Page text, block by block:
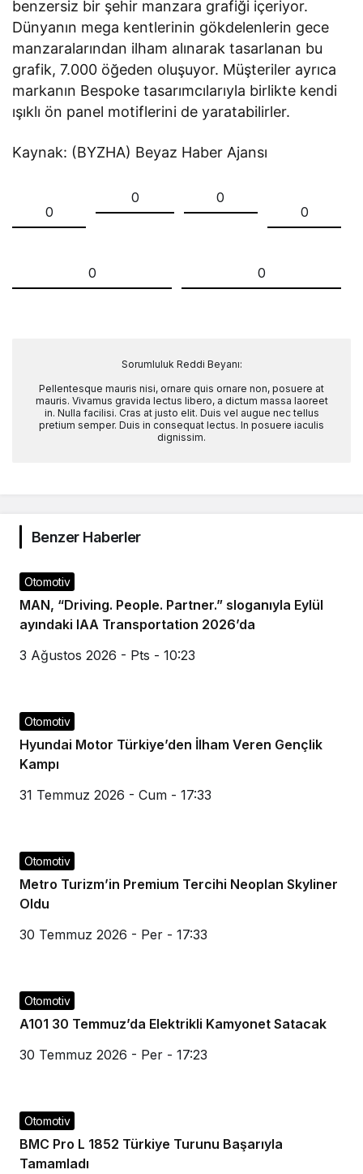
benzersiz bir şehir manzara grafiği içeriyor.
Dünyanın mega kentlerinin gökdelenlerin gece
manzaralarından ilham alınarak tasarlanan bu
grafik, 7.000 öğeden oluşuyor. Müşteriler ayrıca
markanın Bespoke tasarımcılarıyla birlikte kendi
ışıklı ön panel motiflerini de yaratabilirler.
Kaynak: (BYZHA) Beyaz Haber Ajansı
0
0
0
0
0 0
Sorumluluk Reddi Beyanı:
Pellentesque mauris nisi, ornare quis ornare non, posuere at
mauris. Vivamus gravida lectus libero, a dictum massa laoreet
in. Nulla facilisi. Cras at justo elit. Duis vel augue nec tellus
pretium semper. Duis in consequat lectus. In posuere iaculis
dignissim.
Benzer Haberler
Otomotiv
MAN, “Driving. People. Partner.” sloganıyla Eylül
ayındaki IAA Transportation 2026’da
3 Ağustos 2026 - Pts - 10:23
Otomotiv
Hyundai Motor Türkiye’den İlham Veren Gençlik
Kampı
31 Temmuz 2026 - Cum - 17:33
Otomotiv
Metro Turizm’in Premium Tercihi Neoplan Skyliner
Oldu
30 Temmuz 2026 - Per - 17:33
Otomotiv
A101 30 Temmuz’da Elektrikli Kamyonet Satacak
30 Temmuz 2026 - Per - 17:23
Otomotiv
BMC Pro L 1852 Türkiye Turunu Başarıyla
Tamamladı